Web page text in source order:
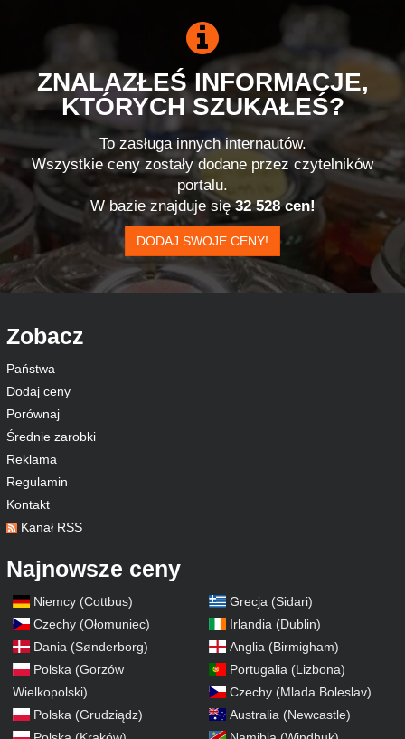
ZNALAZŁEŚ INFORMACJE,
KTÓRYCH SZUKAŁEŚ?
To zasługa innych internautów.
Wszystkie ceny zostały dodane przez czytelników
portalu.
W bazie znajduje się32 528 cen!
DODAJ SWOJE CENY!
Zobacz
Państwa
Dodaj ceny
Porównaj
Średnie zarobki
Reklama
Regulamin
Kontakt
Kanał RSS
Najnowsze ceny
Niemcy (Cottbus)
Czechy (Ołomuniec)
Dania (Sønderborg)
Polska (Gorzów
Wielkopolski)
Polska (Grudziądz)
Grecja (Sidari)
Irlandia (Dublin)
Anglia (Birmigham)
Portugalia (Lizbona)
Czechy (Mlada Boleslav)
Australia (Newcastle)